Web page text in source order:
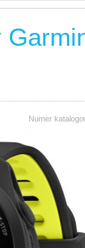
Numer